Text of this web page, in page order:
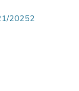
20252